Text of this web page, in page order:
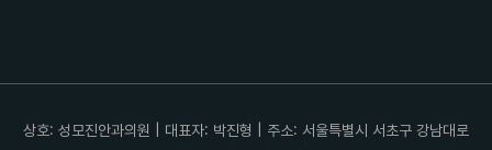
상호: 성모진안과의원 | 대표자: 박진형 | 주소: 서울특별시 서초구 강남대로